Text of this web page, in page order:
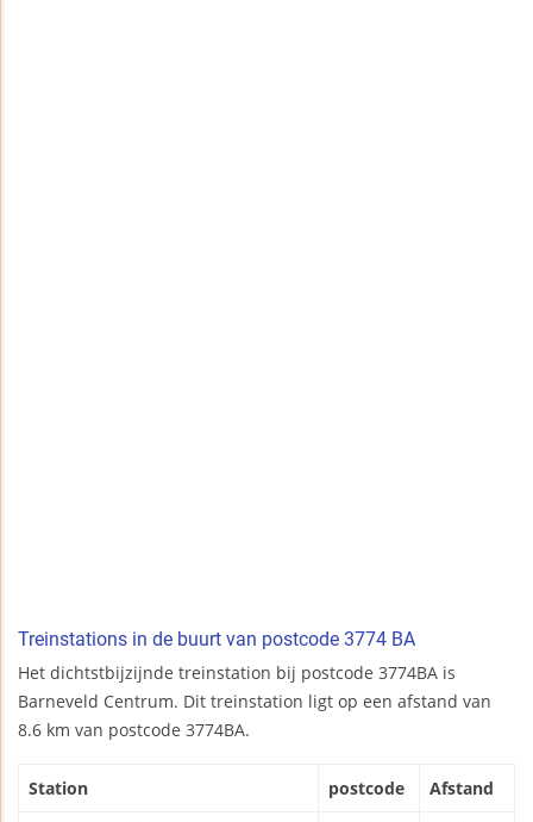
Treinstations in de buurt van postcode 3774 BA
Het dichtstbijzijnde treinstation bij postcode 3774BA is
Barneveld Centrum. Dit treinstation ligt op een afstand van
8.6 km van postcode 3774BA.
Station postcode Afstand